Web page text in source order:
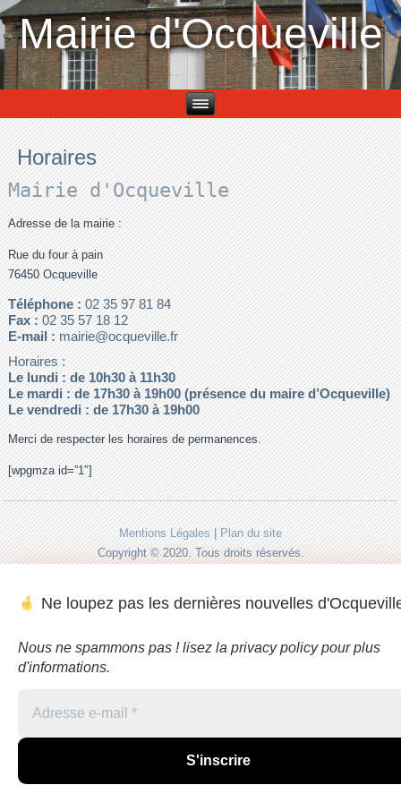
Mairie d'Ocqueville
Horaires
Mairie d'Ocqueville
Adresse de la mairie :
Rue du four à pain
76450 Ocqueville
Téléphone :02 35 97 81 84
Fax :02 35 57 18 12
E-mail :mairie@ocqueville.fr
Horaires :
Le lundi : de 10h30 à 11h30
Le mardi : de 17h30 à 19h00 (présence du maire d’Ocqueville)
Le vendredi : de 17h30 à 19h00
Merci de respecter les horaires de permanences.
[wpgmza id=”1″]
Ne loupez pas les dernières nouvelles
Nous ne spammons pas ! lisez la privacy policy pour plus
d'informations.
*
Mentions Légales|Plan du site
Copyright © 2020. Tous droits réservés.
Powered byWordPressandWordPress Themecreated with Artisteer.